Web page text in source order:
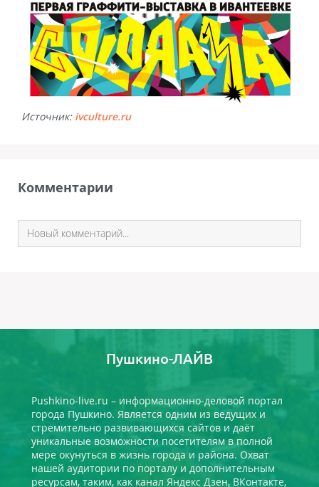
Источник: ivculture.ru
Комментарии
Пушкино-ЛАЙВ
Pushkino-live.ru – информационно-деловой портал
города Пушкино. Является одним из ведущих и
стремительно развивающихся сайтов и даёт
уникальные возможности посетителям в полной
мере окунуться в жизнь города и района. Охват
нашей аудитории по порталу и дополнительным
ресурсам, таким, как канал Яндекс Дзен, ВКонтакте,